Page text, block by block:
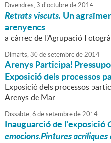
Divendres,3 d'octubrede2014
Retrats viscuts. Un
arenyencs
a càrrec de l'Agrupació
Dimarts,30 desetembrede2014
Arenys Participa!
Exposició dels processos
Exposició dels processos
Arenys de Mar
Dissabte,6 desetembrede2014
Inauguarció de l'exposició
emocions.Pintures acríliques